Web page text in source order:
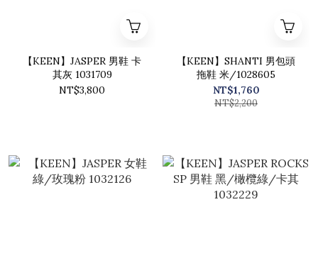
【KEEN】JASPER 男鞋 卡
其灰 1031709
NT$3,800
【KEEN】SHANTI 男包頭
拖鞋 米/1028605
NT$1,760
NT$2,200